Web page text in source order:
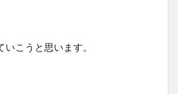
いこうと思います。